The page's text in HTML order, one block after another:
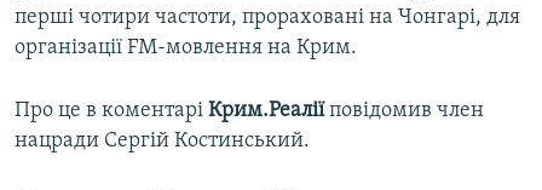
ДЕПОРТАЦІЯ
ВІДЕОУРОКИ «ELIFBE»
СВІДЧЕННЯ ОКУПАЦІЇ
УКРАЇНСЬКА ПРОБЛЕМА КРИМУ
ЯК ОБІЙТИ БЛОКУВАННЯ
Qırımtatar
перші чотири частоти, прораховані на Чонгарі, для
організації FM-мовлення на Крим.
Про це в коментарі Крим.Реаліїповідомив член
нацради Сергій Костинський.